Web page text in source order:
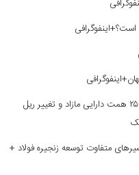
گذار از فراخوان به تحقق ترازنامه‌ای؛ فروش ۲۵ همت دارایی مازاد و تغییر ریل
متفاوت توسعه زنجیره فولاد +